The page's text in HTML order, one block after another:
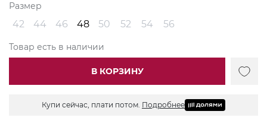
Размер
42 44 46 48 50 52 54 56
Товар есть в наличии
В КОРЗИНУ
Купи сейчас, плати потом. Подробнее